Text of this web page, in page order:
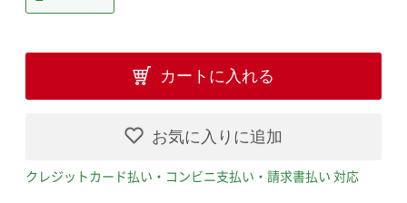
カートに入れる
お気に入りに追加
クレジットカード払い・コンビニ支払い・請求書払い 対応